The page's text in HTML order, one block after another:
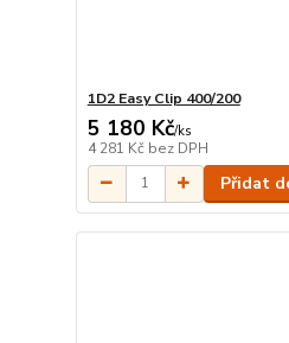
1D2 Easy Clip 400/200
5 180 Kč/ks
4 281 Kč bez DPH
Přidat